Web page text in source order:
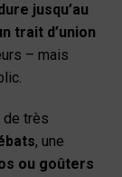
jusqu’au
trait d’union
– mais
de très
, une
ou goûters